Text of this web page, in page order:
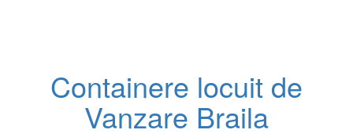
Containere locuit de
Vanzare Braila